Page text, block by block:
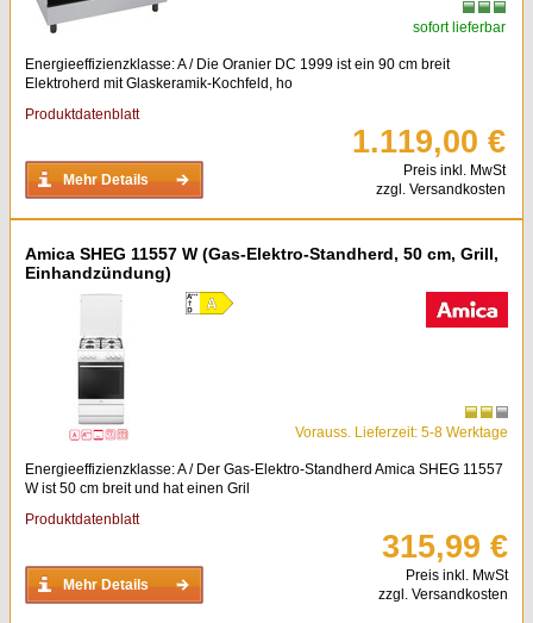
sofort lieferbar
Energieeffizienzklasse: A / Die Oranier DC 1999 ist ein 90 cm breit
Elektroherd mit Glaskeramik-Kochfeld, ho
Produktdatenblatt
Mehr Details
1.119,00 €
Preis inkl. MwSt
zzgl. Versandkosten
Amica SHEG 11557 W (Gas-Elektro-Standherd, 50 cm, Grill,
Einhandzündung)
Vorauss. Lieferzeit: 5-8 Werktage
Energieeffizienzklasse: A / Der Gas-Elektro-Standherd Amica SHEG 11557
W ist 50 cm breit und hat einen Gril
Produktdatenblatt
Mehr Details
315,99 €
Preis inkl. MwSt
zzgl. Versandkosten